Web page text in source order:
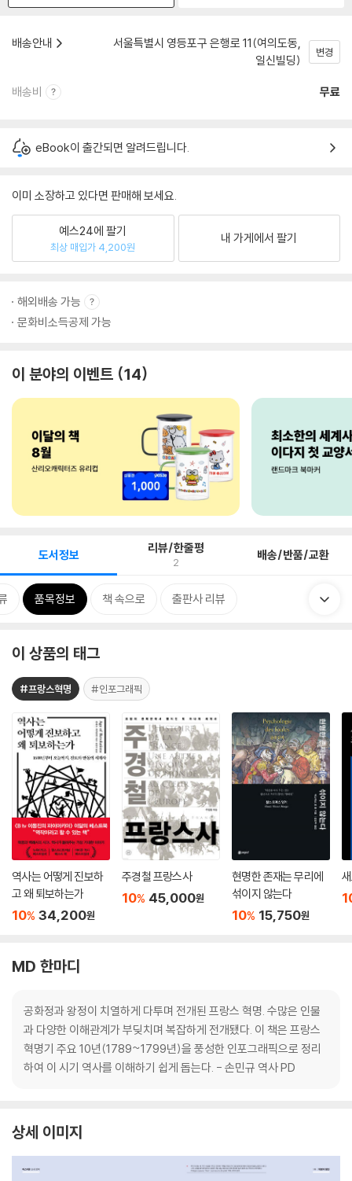
배송안내
서울특별시 영등포구 은행로 11(여의도동,
일신빌딩)
변경
배송비 무료
eBook이 출간되면 알려드립니다.
이미 소장하고 있다면 판매해 보세요.
예스24에 팔기
최상 매입가 4,200원
내 가게에서 팔기
해외배송 가능
문화비소득공제 가능
이 분야의 이벤트 14
도서정보 리뷰/한줄평
2 배송/반품/교환
품목정보 책 속으로 출판사 리뷰
이 상품의 태그
#프랑스혁명 #인포그래픽
역사는 어떻게 진보하
고 왜 퇴보하는가
10% 34,200원
주경철 프랑스사
10% 45,000원
현명한 존재는 무리에
섞이지 않는다
10% 15,750원
MD 한마디
공화정과 왕정이 치열하게 다투며 전개된 프랑스 혁명. 수많은 인물
과 다양한 이해관계가 부딪치며 복잡하게 전개됐다. 이 책은 프랑스
혁명기 주요 10년(1789~1799년)을 풍성한 인포그래픽으로 정리
하여 이 시기 역사를 이해하기 쉽게 돕는다. - 손민규 역사 PD
상세 이미지